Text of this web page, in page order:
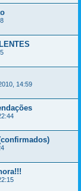
14:59